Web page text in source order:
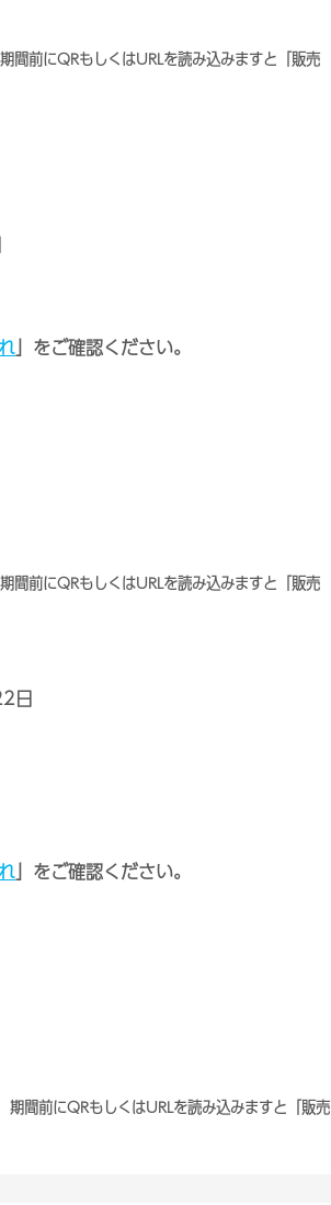
前にQRもしくはURLを読み込みますと「販売
」をご確認ください。
前にQRもしくはURLを読み込みますと「販売
日
」をご確認ください。
間前にQRもしくはURLを読み込みますと「販売